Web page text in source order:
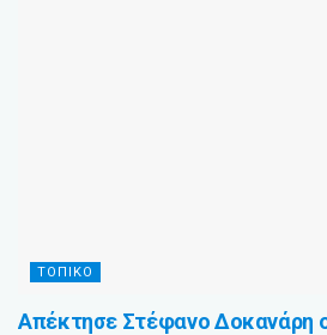
ΤΟΠΙΚΟ
Απέκτησε Στέφανο Δοκανάρη